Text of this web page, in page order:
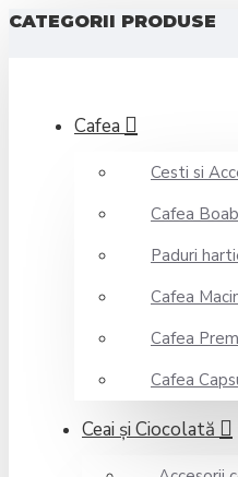
CATEGORII PRODUSE
Cafea
Cesti si
Cafea
Paduri
Cafea
Cafea
Cafea
Ceai şi Ciocolată